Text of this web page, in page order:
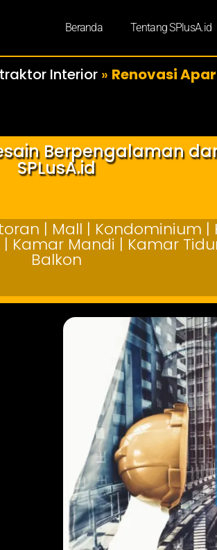
Beranda Tentang SPlusA.id
Interior » Renovasi
Berpengalaman
SPLusA.id
| Mall | Kondominium
Kamar Mandi | Kamar
Balkon